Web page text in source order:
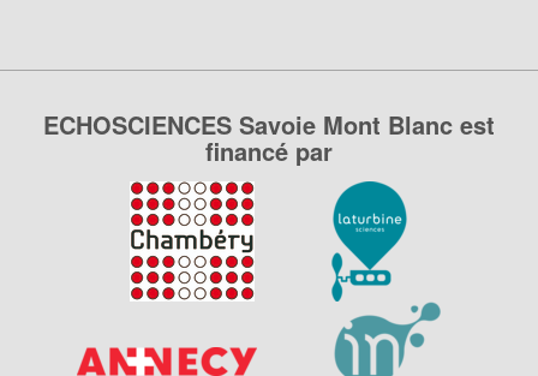
ECHOSCIENCES Savoie Mont Blanc est
financé par